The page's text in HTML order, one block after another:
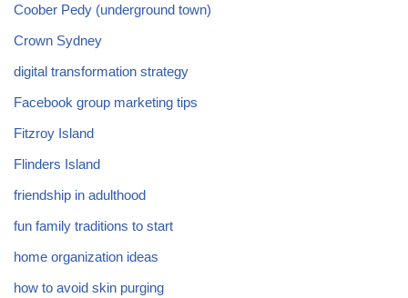
Coober Pedy (underground town)
Crown Sydney
digital transformation strategy
Facebook group marketing tips
Fitzroy Island
Flinders Island
friendship in adulthood
fun family traditions to start
home organization ideas
how to avoid skin purging